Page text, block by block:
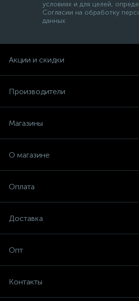
условиях и для целей,
Согласии на обработку
данных
Акции и скидки
Производители
Магазины
О магазине
Оплата
Доставка
Опт
Контакты